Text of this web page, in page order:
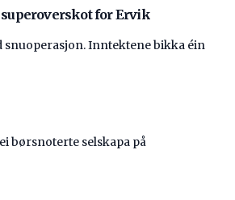
for Ervik
snuoperasjon. Inntektene bikka éin
børsnoterte selskapa på